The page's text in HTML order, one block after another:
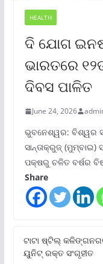
HEALTH
ଦି ଯୋଗ
ଭାରତରେ
ଦିବସ ପାଳିତ
June 24, 2026
ଭୁବନେଶ୍ୱର: ବିଶ୍ୱର
ସାନ୍ତାକ୍ରୁଜ୍
ପକ୍ଷରୁ ଚଳିତ ବର୍ଷର
Share
ଟାଟା ଷ୍ଟିଲ୍‌
ୟୁନିଟ୍‌ ରକ୍ତ ସଂଗୃହୀତ